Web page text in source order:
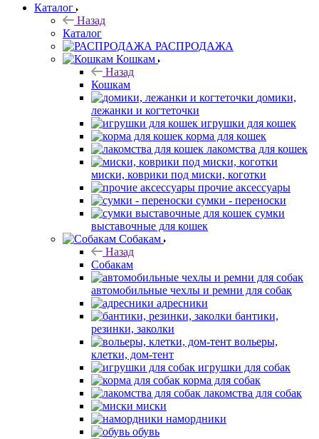
Каталог
Назад
Каталог
РАСПРОДАЖА
Кошкам
Назад
Кошкам
домики,
лежанки и когтеточки
игрушки для кошек
корма для кошек
лакомства для кошек
миски, коврики под миски, коготки
прочие аксессуары
сумки - переноски
сумки
выставочные для кошек
Собакам
Назад
Собакам
автомобильные чехлы и ремни для собак
адресники
бантики,
резинки, заколки
вольеры,
клетки, дом-тент
игрушки для собак
корма для собак
лакомства для собак
миски
намордники
обувь